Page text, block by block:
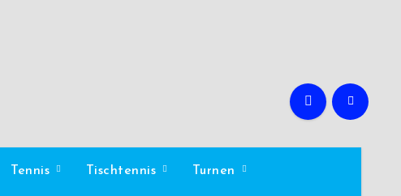
Tennis Tischtennis Turnen